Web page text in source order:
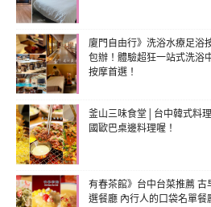
廈門自由行》洗浴水療足浴
包辦！體驗超狂一站式洗浴
按摩首選！
釜山三味食堂│台中韓式料
國歐巴桌邊料理喔！
有春茶館》台中台菜推薦
選餐廳 內行人的口袋名單餐